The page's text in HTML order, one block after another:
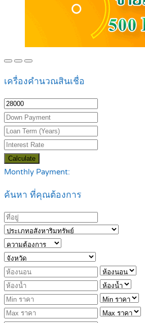
เครื่องคำนวณสินเชื่อ
Calculate
Monthly Payment:
ค้นหา ที่คุณต้องการ